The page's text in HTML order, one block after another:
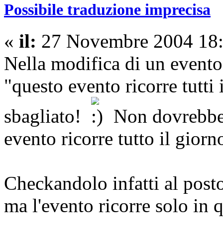
Possibile traduzione imprecisa
« il: 27 Novembre 2004
Nella modifica di un
"questo evento ricorre
sbagliato!
Non
evento ricorre tutto il
Checkandolo infatti al
ma l'evento ricorre solo in